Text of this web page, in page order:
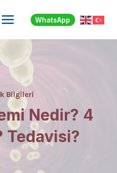
WhatsApp
Bilgileri
Nedir? 4
Tedavisi?